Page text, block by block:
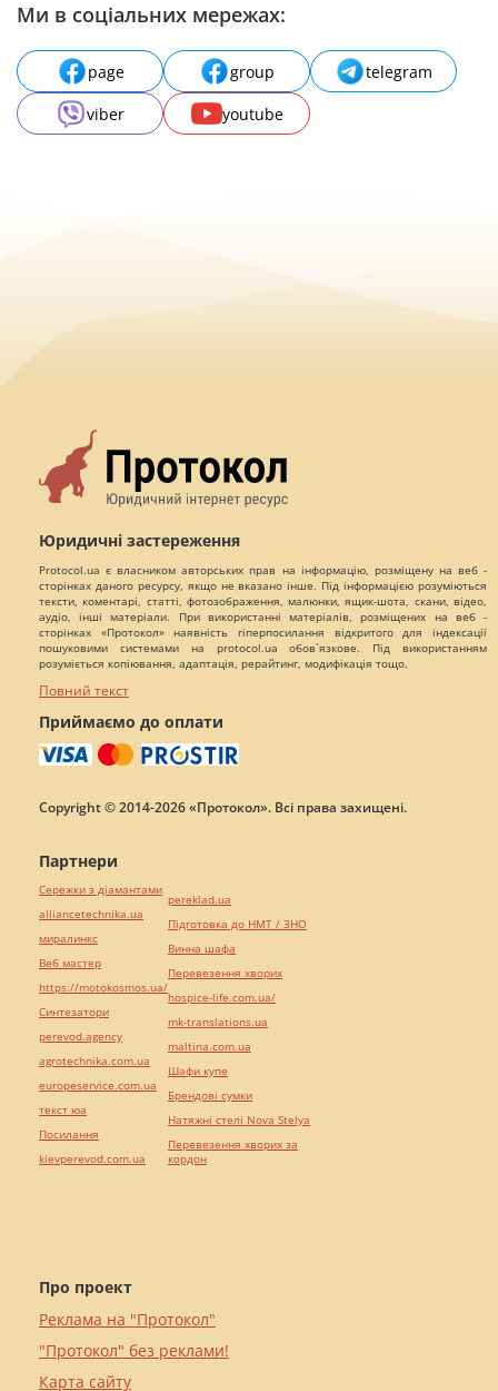
Ми в соціальних мережах:
page group
telegram
viber
youtube
Юридичні застереження
Protocol.ua є власником авторських прав на інформацію, розміщену на веб -
сторінках даного ресурсу, якщо не вказано інше. Під інформацією розуміються
тексти, коментарі, статті, фотозображення, малюнки, ящик-шота, скани, відео,
аудіо, інші матеріали. При використанні матеріалів, розміщених на веб -
сторінках «Протокол» наявність гіперпосилання відкритого для індексації
пошуковими системами на protocol.ua обов`язкове. Під використанням
розуміється копіювання, адаптація, рерайтинг, модифікація тощо.
Повний текст
Приймаємо до оплати
Copyright © 2014-2026 «Протокол». Всі права захищені.
Про проект
Реклама на "Протокол"
"Протокол" без реклами!
Карта сайту
Партнери
Сережки з діамантами
alliancetechnika.ua
миралинкс
Веб мастер
https://motokosmos.ua/
Синтезатори
perevod.agency
agrotechnika.com.ua
europeservice.com.ua
текст юа
Посилання
kievperevod.com.ua
pereklad.ua
Підготовка до НМТ / ЗНО
Винна шафа
Перевезення хворих
hospice-life.com.ua/
mk-translations.ua
maltina.com.ua
Шафи купе
Брендові сумки
Натяжні стелі Nova Stelya
Перевезення хворих за
кордон